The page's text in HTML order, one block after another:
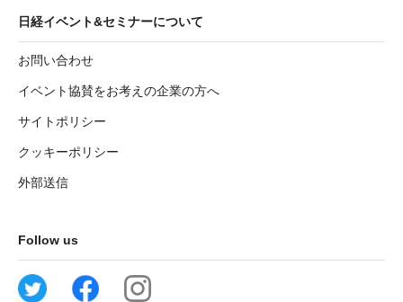
日経イベント&セミナーについて
お問い合わせ
イベント協賛をお考えの企業の方へ
サイトポリシー
クッキーポリシー
外部送信
Follow us